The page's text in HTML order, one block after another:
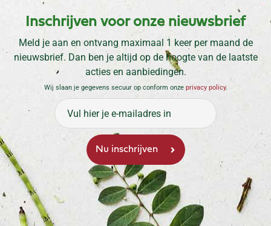
Inschrijven voor onze nieuwsbrief
Meld je aan en ontvang maximaal 1 keer per maand de
nieuwsbrief. Dan ben je altijd op de hoogte van de laatste
acties en aanbiedingen.
Wij slaan je gegevens secuur op conform onze privacy policy.